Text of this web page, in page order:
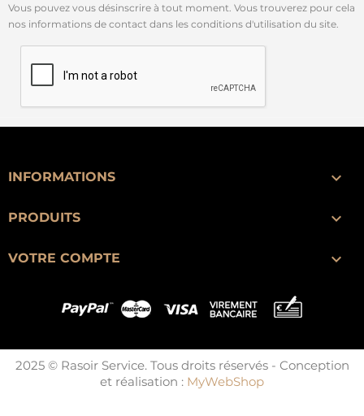
Vous pouvez vous désinscrire à tout moment. Vous trouverez pour cela
nos informations de contact dans les conditions d'utilisation du site.
INFORMATIONS 
PRODUITS 
VOTRE COMPTE 
2025 © Rasoir Service. Tous droits réservés - Conception
et réalisation : MyWebShop